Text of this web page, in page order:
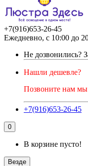
+7(916)653-26-45
Ежедневно, с 10:00 до
Не дозвонились?
Нашли дешевле?
Позвоните нам
+7(916)653-26-45
0
В корзине пусто!
Везде